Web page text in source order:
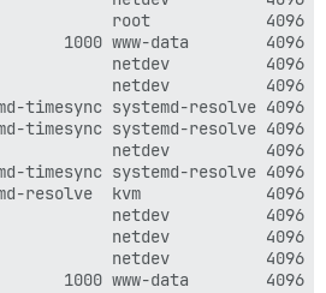
root            4096
1000 www-data        4096
netdev          4096
netdev          4096
timesync systemd-resolve 4096
timesync systemd-resolve 4096
netdev          4096 Jan
timesync systemd-resolve 4096
resolve  kvm             4096
netdev          4096
netdev          4096
netdev          4096
1000 www-data        4096